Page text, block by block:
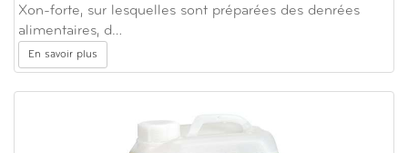
Xon-forte, sur lesquelles sont préparées des denrées
alimentaires, d…
En savoir plus